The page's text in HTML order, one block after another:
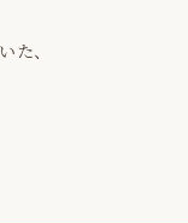
た、